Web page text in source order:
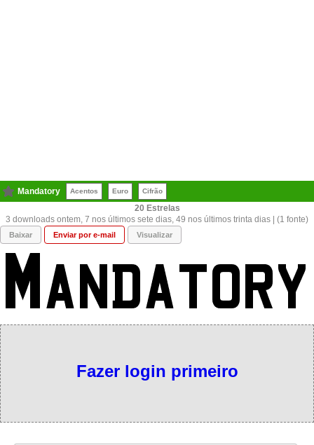
Mandatory Acentos Euro Cifrão
20
3 downloads ontem, 7 nos últimos sete dias, 49 nos últimos trinta dias | (1 fonte)
Baixar Enviar por e-mail Visualizar
Fazer login primeiro